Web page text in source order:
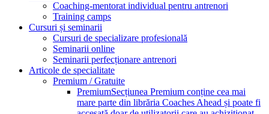
Coaching-mentorat individual pentru antrenori
Training camps
Cursuri și seminarii
Cursuri de specializare profesională
Seminarii online
Seminarii perfecționare antrenori
Articole de specialitate
Premium / Gratuite
PremiumSecțiunea Premium conține cea mai
mare parte din librăria Coaches Ahead și poate fi